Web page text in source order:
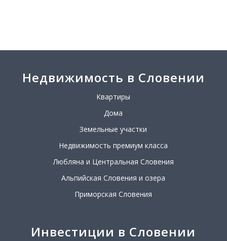
Недвижимость в Словении
Квартиры
Дома
Земельные участки
Недвижимость премиум класса
Любляна и Центральная Словения
Альпийская Словения и озера
Приморская Словения
Инвестиции в Словении